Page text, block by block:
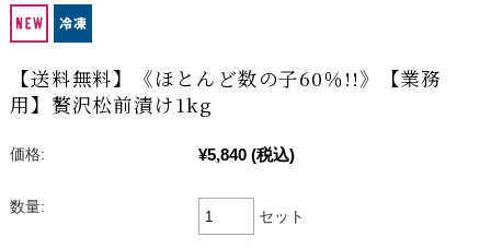
【送料無料】《ほとんど数の子60％!!》【業務
用】贅沢松前漬け1kg
価格: ¥5,840 (税込)
数量:
セット